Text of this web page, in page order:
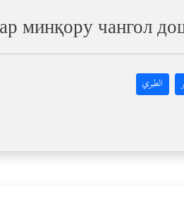
минқору чангол
الطبري